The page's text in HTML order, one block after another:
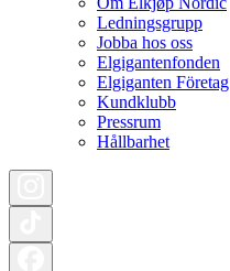
Ledningsgrupp
Jobba hos oss
Elgigantenfonden
Elgiganten Företag
Kundklubb
Pressrum
Hållbarhet